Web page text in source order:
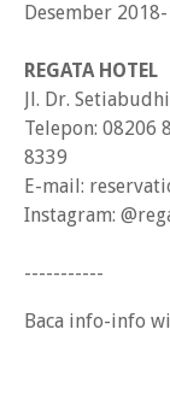
Desember
REGATA HOTEL
Jl. Dr.
Telepon: 08206
8339
E-mail:
Instagram:
-----------
Baca info-info